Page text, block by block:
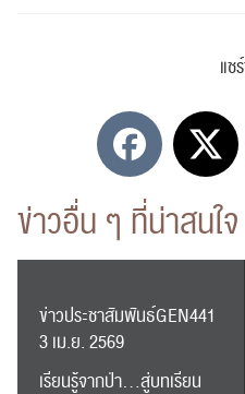
แช
ข่าวอื่น ๆ ที่น่าสนใจ
ข่าวประชาสัมพันธ์GEN441
3 เม.ย. 2569
เรียนรู้จากป่า…สู่บทเรียน